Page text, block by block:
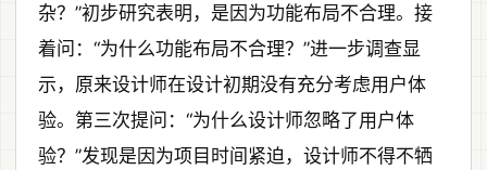
杂？”初步研究表明，是因为功能布局不合理。接
着问：“为什么功能布局不合理？”进一步调查显
示，原来设计师在设计初期没有充分考虑用户体
验。第三次提问：“为什么设计师忽略了用户体
验？”发现是因为项目时间紧迫，设计师不得不牺